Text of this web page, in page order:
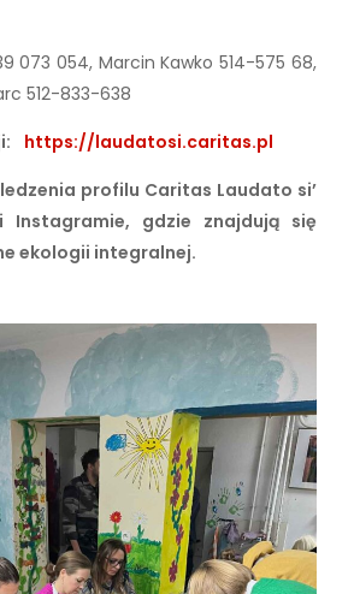
073 054, Marcin Kawko 514-575 68,
512-833-638
https://laudatosi.caritas.pl
profilu Caritas Laudato si’
Instagramie, gdzie znajdują się
ekologii integralnej.